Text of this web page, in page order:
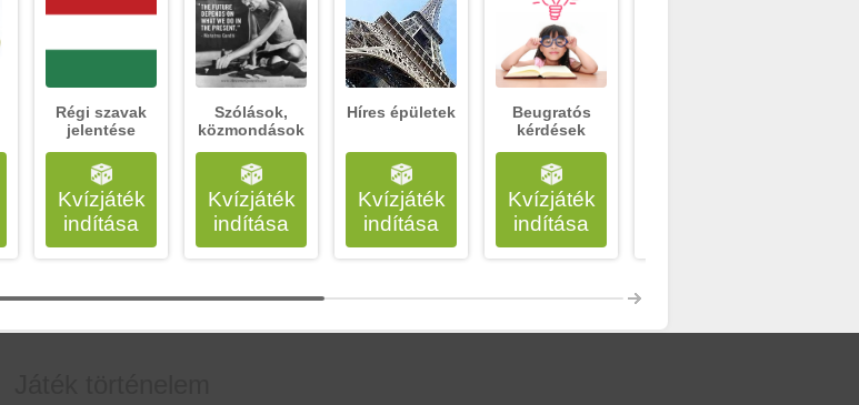
Régi szavak
jelentése
Kvízjáték
indítása
Szólások,
közmondások
Kvízjáték
indítása
Híres épületek
Kvízjáték
indítása
Beugratós
kérdések
Kvízjáték
indítása